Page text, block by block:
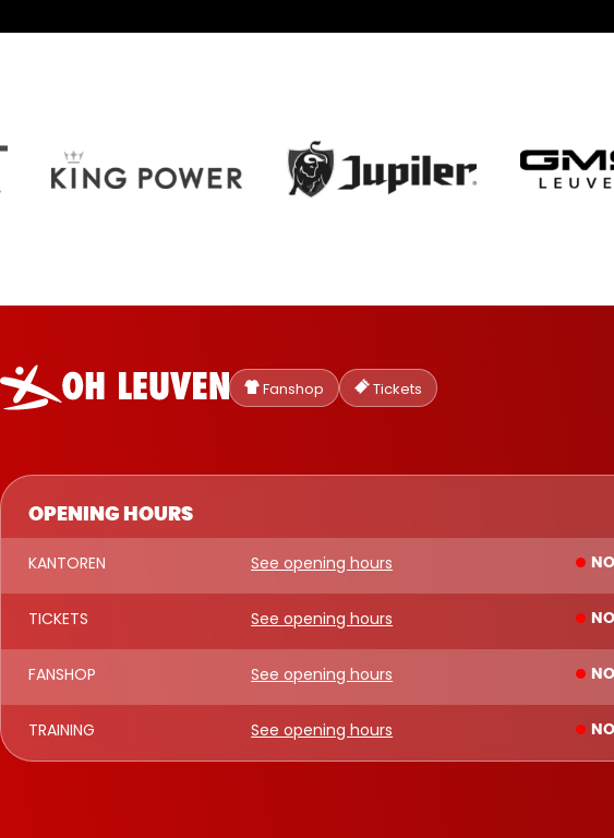
Oud-
Heverlee
Leuven
Fanshop Tickets
OPENING HOURS
KANTOREN See opening hours
TICKETS See opening hours
FANSHOP See opening hours
TRAINING See opening hours